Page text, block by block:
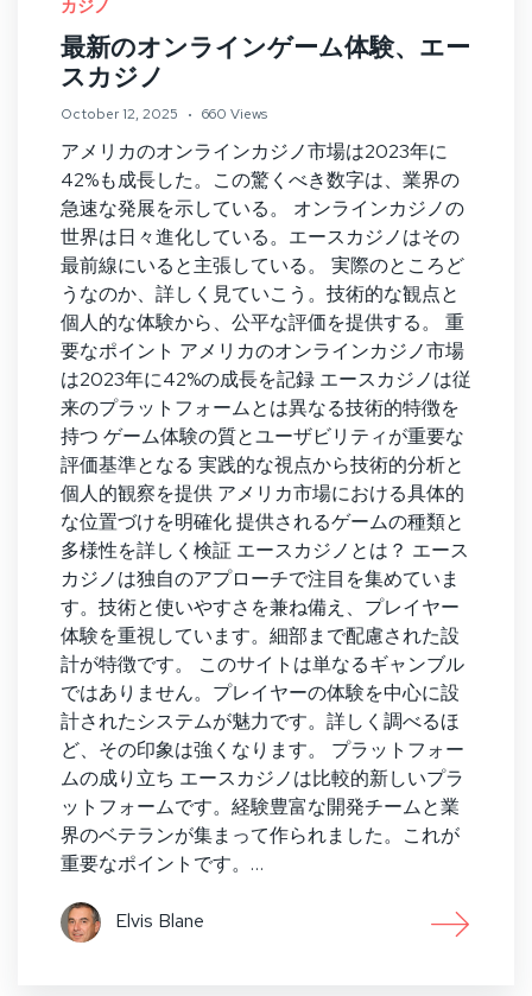
カジノ
最新のオンラインゲーム体験、エー
スカジノ
October 12, 2025 660 Views
アメリカのオンラインカジノ市場は2023年に
42%も成長した。この驚くべき数字は、業界の
急速な発展を示している。 オンラインカジノの
世界は日々進化している。エースカジノはその
最前線にいると主張している。 実際のところど
うなのか、詳しく見ていこう。技術的な観点と
個人的な体験から、公平な評価を提供する。 重
要なポイント アメリカのオンラインカジノ市場
は2023年に42%の成長を記録 エースカジノは従
来のプラットフォームとは異なる技術的特徴を
持つ ゲーム体験の質とユーザビリティが重要な
評価基準となる 実践的な視点から技術的分析と
個人的観察を提供 アメリカ市場における具体的
な位置づけを明確化 提供されるゲームの種類と
多様性を詳しく検証 エースカジノとは？ エース
カジノは独自のアプローチで注目を集めていま
す。技術と使いやすさを兼ね備え、プレイヤー
体験を重視しています。細部まで配慮された設
計が特徴です。 このサイトは単なるギャンブル
ではありません。プレイヤーの体験を中心に設
計されたシステムが魅力です。詳しく調べるほ
ど、その印象は強くなります。 プラットフォー
ムの成り立ち エースカジノは比較的新しいプラ
ットフォームです。経験豊富な開発チームと業
界のベテランが集まって作られました。これが
重要なポイントです。…
Elvis Blane